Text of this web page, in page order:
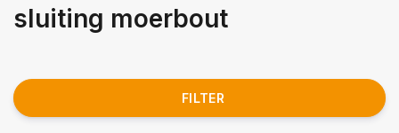
sluiting moerbout
FILTER